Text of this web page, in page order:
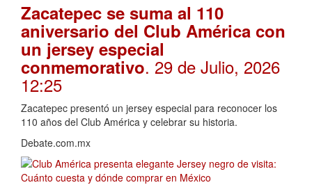
Zacatepec se suma al 110
aniversario del Club América con
un jersey especial
conmemorativo. 29 de Julio, 2026
12:25
Zacatepec presentó un jersey especial para reconocer los
110 años del Club América y celebrar su historia.
Debate.com.mx